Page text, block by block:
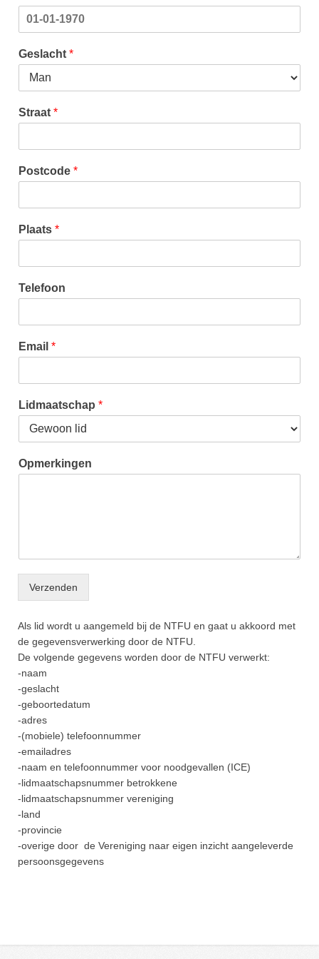
Geslacht *
Straat *
Postcode *
Plaats *
Telefoon
Email *
Lidmaatschap *
Opmerkingen
Verzenden
Als lid wordt u aangemeld bij de NTFU en gaat u akkoord met
de gegevensverwerking door de NTFU.
De volgende gegevens worden door de NTFU verwerkt:
-naam
-geslacht
-geboortedatum
-adres
-(mobiele) telefoonnummer
-emailadres
-naam en telefoonnummer voor noodgevallen (ICE)
-lidmaatschapsnummer betrokkene
-lidmaatschapsnummer vereniging
-land
-provincie
-overige door de Vereniging naar eigen inzicht aangeleverde
persoonsgegevens